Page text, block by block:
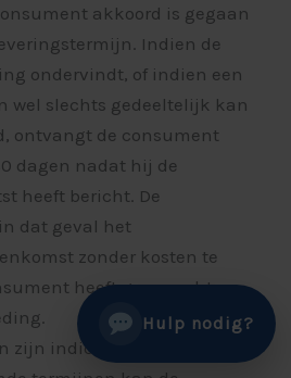
akkoord is gegaan
Indien de
ondervindt, of indien een
wel slechts gedeeltelijk kan
ontvangt de consument
dagen nadat hij de
heeft bericht. De
dat geval het
zonder kosten te
heeft geen recht op
zijn indicatief. Aan
Hulp nodig?